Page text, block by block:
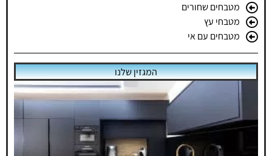
מטבחים שחורים
מטבחי עץ
מטבחים עם אי
המגזין שלנו